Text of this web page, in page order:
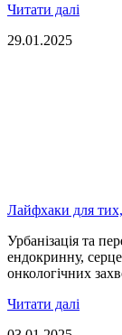
Читати далі
29.01.2025
Лайфхаки для
Урбанізація та
ендокринну,
онкологічних
Читати далі